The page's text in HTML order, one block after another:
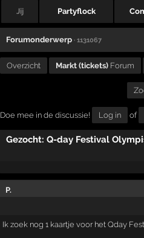
Jij Partyflock
Forumonderwerp · 1131067
Overzicht Markt (tickets) Forum
Doe mee in de discussie! Log in of
Gezocht: Q-day Festival
P.
Ik zoek nog 1 kaartje voor het Qday